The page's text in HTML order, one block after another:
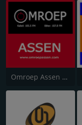
Omroep Assen FM